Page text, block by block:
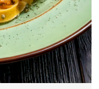
fresco.
di sapore!